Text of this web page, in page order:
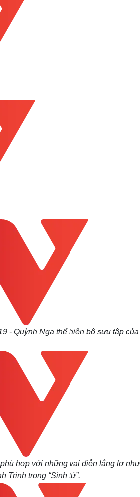
- Quỳnh Nga thể hiện bộ sưu tập của
hợp với những vai diễn lẳng lơ như
Trinh trong “Sinh tử”.